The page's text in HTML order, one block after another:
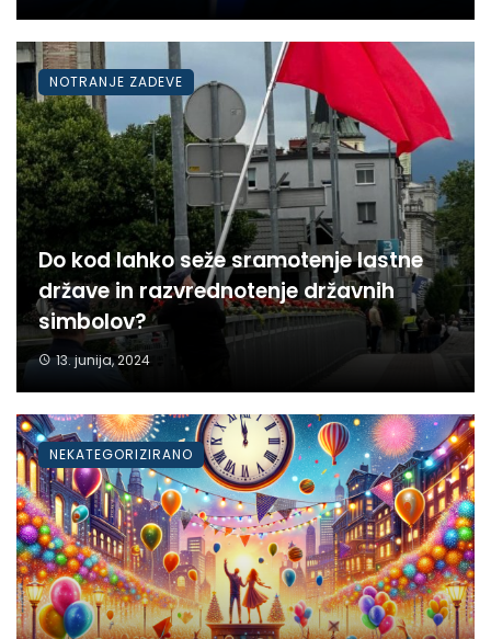
Do kod lahko seže sramotenje lastne
države in razvrednotenje državnih
simbolov?
13. junija, 2024
NOTRANJE ZADEVE
NEKATEGORIZIRANO